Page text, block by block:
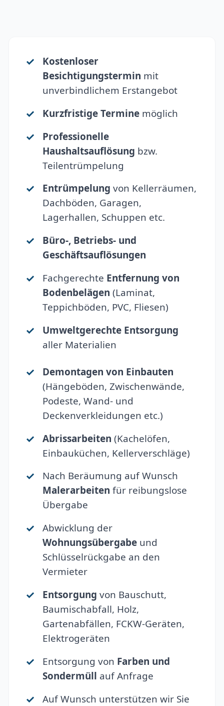
Kostenloser
Besichtigungstermin mit
unverbindlichem Erstangebot
Kurzfristige Terminemöglich
Professionelle
Haushaltsauflösung bzw.
Teilentrümpelung
Entrümpelung von Kellerräumen,
Dachböden, Garagen,
Lagerhallen, Schuppen etc.
Büro-, Betriebs- und
Geschäftsauflösungen
Fachgerechte Entfernung von
Bodenbelägen (Laminat,
Teppichböden, PVC, Fliesen)
Umweltgerechte Entsorgung
aller Materialien
Demontagen von Einbauten
(Hängeböden, Zwischenwände,
Podeste, Wand- und
Deckenverkleidungen etc.)
Abrissarbeiten (Kachelöfen,
Einbauküchen, Kellerverschläge)
Nach Beräumung auf Wunsch
Malerarbeiten für reibungslose
Übergabe
Abwicklung der
Wohnungsübergabeund
Schlüsselrückgabe an den
Vermieter
Entsorgung von Bauschutt,
Baumischabfall, Holz,
Gartenabfällen, FCKW-Geräten,
Elektrogeräten
Entsorgung von Farben und
Sondermüll auf Anfrage
Auf Wunsch unterstützen wir Sie